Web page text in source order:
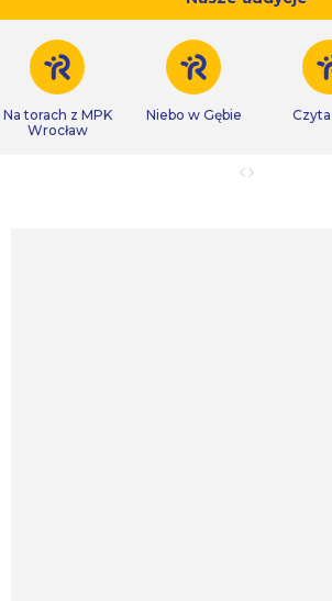
Na torach z MPK
Wrocław
Niebo w Gębie